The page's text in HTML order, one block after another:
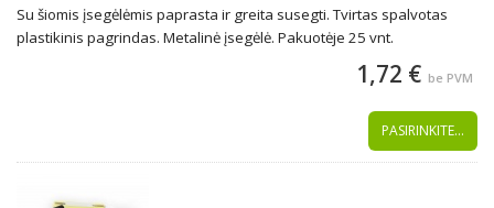
Su šiomis įsegėlėmis paprasta ir greita susegti. Tvirtas spalvotas
plastikinis pagrindas. Metalinė įsegėlė. Pakuotėje 25 vnt.
1,72 € be PVM
PASIRINKITE...